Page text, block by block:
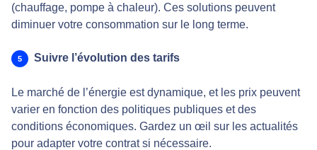
(chauffage, pompe à chaleur). Ces solutions peuvent
diminuer votre consommation sur le long terme.
Suivre l’évolution des tarifs
Le marché de l’énergie est dynamique, et les prix peuvent
varier en fonction des politiques publiques et des
conditions économiques. Gardez un œil sur les actualités
pour adapter votre contrat si nécessaire.